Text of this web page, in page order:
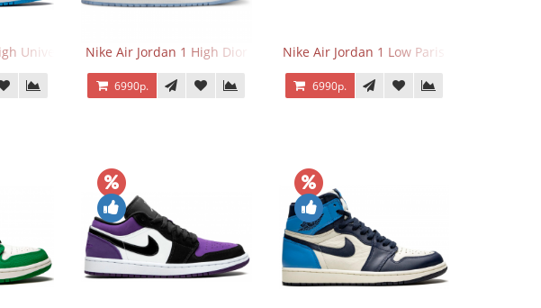
University BlueNike Air Jordan 1 High Dior
6990р.
Nike Air Jordan 1 Low Paris
6990р.